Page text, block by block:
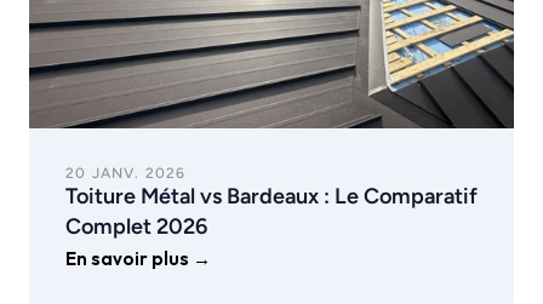
20 JANV. 2026
Toiture Métal vs Bardeaux : Le Comparatif
Complet 2026
En savoir plus →